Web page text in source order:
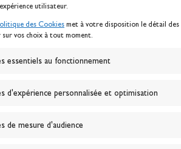
utilisateur.
des Cookies met à votre disposition le détail
sur vos choix à tout moment.
essentiels au fonctionnement
d'expérience personnalisée et optimisation
de mesure d'audience
J'accepte la